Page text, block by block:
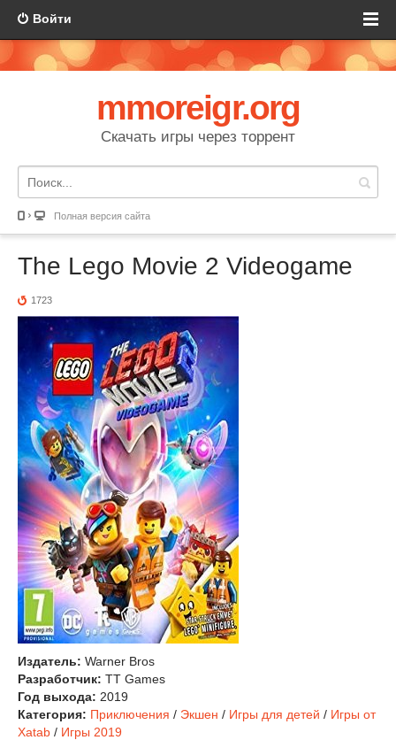
Войти
mmoreigr.org
Скачать игры через торрент
Полная версия сайта
The Lego Movie 2 Videogame
1723
Издатель: Warner Bros
Разработчик: TT Games
Год выхода: 2019
Категория: Приключения / Экшен / Игры для детей / Игры от
Xatab / Игры 2019